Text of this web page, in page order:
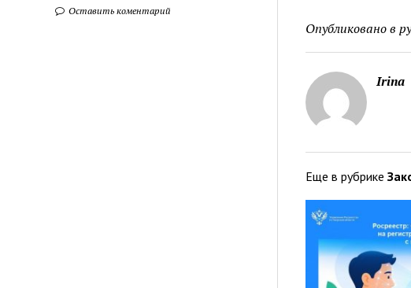
Оставить коментарий
Опубликовано в
Irina
Еще в рубрике